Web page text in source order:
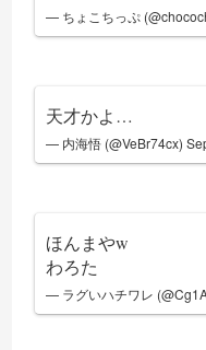
— ちょこちっぷ
天才かよ…
— 内海悟 (@VeBr74cx)
ほんまやw
わろた
— ラグいハチワレ